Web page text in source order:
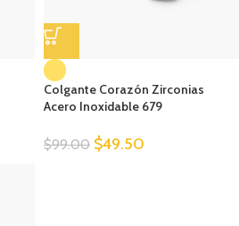
Colgante Corazón Zirconias
Acero Inoxidable 679
$99.00 $49.50